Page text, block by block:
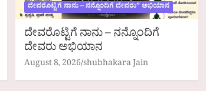
ದೇವರೊಟ್ಟಿಗೆ ನಾನು – ನನ್ನೊಂದಿಗೆ ದೇವರು” ಅಭಿಯಾನ
ದೇವರೊಟ್ಟಿಗೆ ನಾನು – ನನ್ನೊಂದಿಗೆ
ದೇವರು ಅಭಿಯಾನ
August 8, 2026 shubhakara Jain